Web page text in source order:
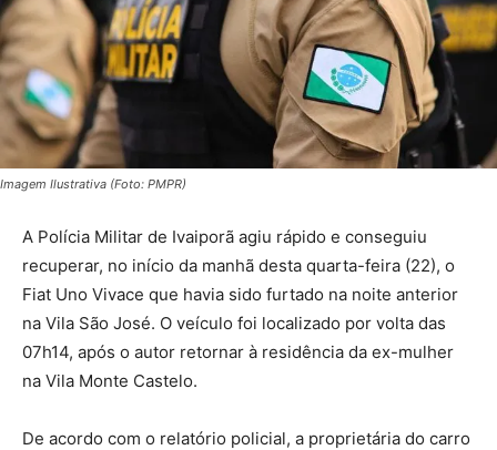
Imagem Ilustrativa (Foto: PMPR)
A Polícia Militar de Ivaiporã agiu rápido e conseguiu
recuperar, no início da manhã desta quarta-feira (22), o
Fiat Uno Vivace que havia sido furtado na noite anterior
na Vila São José. O veículo foi localizado por volta das
07h14, após o autor retornar à residência da ex-mulher
na Vila Monte Castelo.
De acordo com o relatório policial, a proprietária do carro